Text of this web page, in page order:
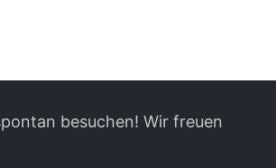
besuchen! Wir freuen